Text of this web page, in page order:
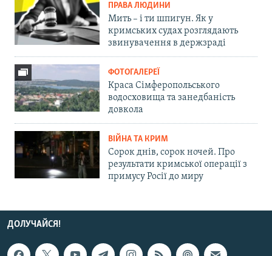
ПРАВА ЛЮДИНИ
Мить – і ти шпигун. Як у
кримських судах розглядають
звинувачення в держзраді
ФОТОГАЛЕРЕЇ
Краса Сімферопольського
водосховища та занедбаність
довкола
ВІЙНА ТА КРИМ
Сорок днів, сорок ночей. Про
результати кримської операції з
примусу Росії до миру
ДОЛУЧАЙСЯ!